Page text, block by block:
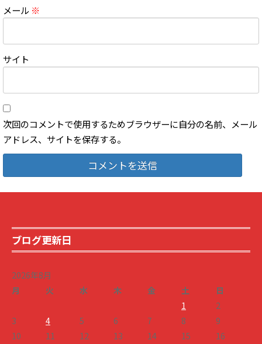
メール ※
サイト
次回のコメントで使用するためブラウザーに自分の名前、メール
アドレス、サイトを保存する。
ブログ更新日
2026年8月
月
火 水 木 金 土
日
1
2
3
4 5 6 7 8
9
10
11 12 13 14 15
16